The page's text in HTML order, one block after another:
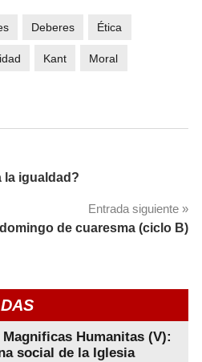
Deberes Ética
Kant Moral
la igualdad?
Entrada siguiente
de cuaresma (ciclo B)
Humanitas (V):
social de la Iglesia